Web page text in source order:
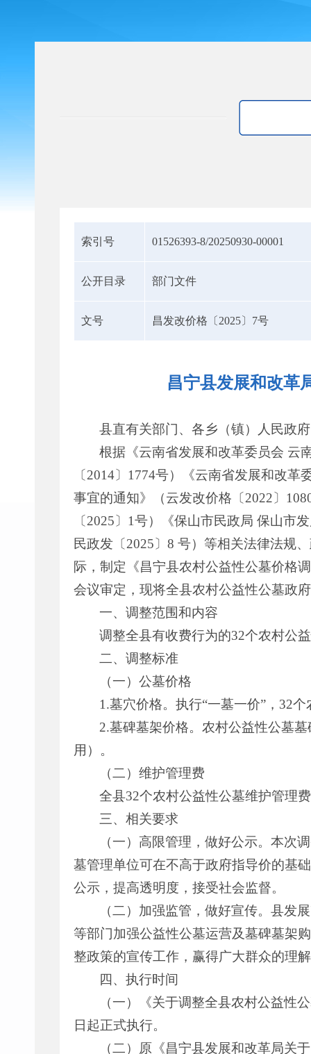
索引号 01526393-8/20250930-00001
公开目录 部门文件
文号 昌发改价格〔2025〕7号
昌宁县发展和改革
县直有关部门、各乡（镇）人民政
根据《云南省发展和改革委员会 云
〔2014〕1774号）《云南省发展和改
事宜的通知》（云发改价格〔2022〕
〔2025〕1号）《保山市民政局 保山市
民政发〔2025〕8 号）等相关法律法规
际，制定《昌宁县农村公益性公墓价格
会议审定，现将全县农村公益性公墓政
一、调整范围和内容
调整全县有收费行为的32个农村公
二、调整标准
（一）公墓价格
1.墓穴价格。执行“一墓一价”，32
2.墓碑墓架价格。农村公益性公墓
用）。
（二）维护管理费
全县32个农村公益性公墓维护管理
三、相关要求
（一）高限管理，做好公示。本次
墓管理单位可在不高于政府指导价的基
公示，提高透明度，接受社会监督。
（二）加强监管，做好宣传。县发
等部门加强公益性公墓运营及墓碑墓架
整政策的宣传工作，赢得广大群众的理
四、执行时间
（一）《关于调整全县农村公益性
日起正式执行。
（二）原《昌宁县发展和改革局关